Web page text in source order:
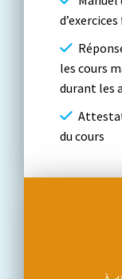
les cours
durant les
du cours